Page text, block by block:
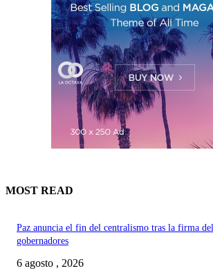
MOST READ
Paz anuncia el fin del centralismo tras la firma
gobernadores
6 agosto , 2026